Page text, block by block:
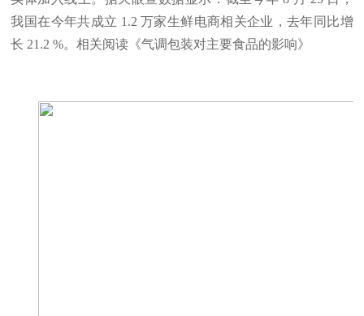
我国在今年共成立 1.2 万家生鲜电商相关企业，去年同比增
长 21.2 %。相关阅读《气调包装对主要食品的影响》